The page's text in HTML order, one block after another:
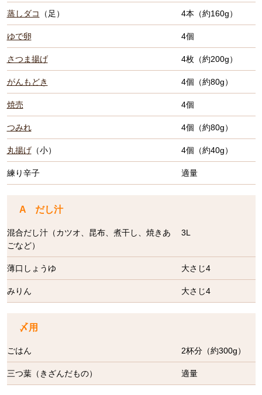
蒸しダコ （足） 4本（約160g）
ゆで卵 4個
さつま揚げ 4枚（約200g）
がんもどき 4個（約80g）
焼売 4個
つみれ 4個（約80g）
丸揚げ（小） 4個（約40g）
練り辛子 適量
A だし汁
混合だし汁（カツオ、昆布、煮干し、焼きあ
ごなど）
3L
薄口しょうゆ 大さじ4
みりん 大さじ4
〆用
ごはん 2杯分（約300g）
三つ葉（きざんだもの） 適量